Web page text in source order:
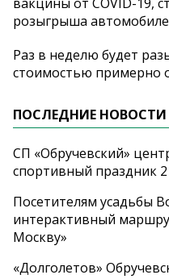
розыгрыша
Раз в неделю будет
стоимостью примерно
ПОСЛЕДНИЕ НОВОСТИ
СП «Обручевский»
спортивный праздник 2
Посетителям усадьбы
интерактивный
Москву»
«Долголетов»